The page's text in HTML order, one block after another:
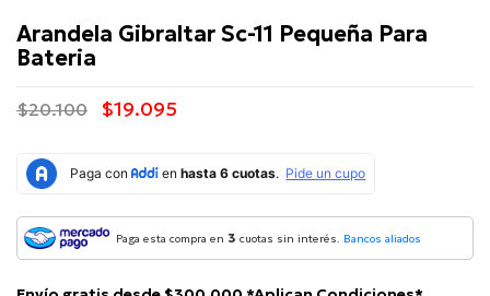
Arandela Gibraltar Sc-11 Pequeña Para
Bateria
$20.100 $19.095
Paga esta compra en 3 cuotas sin interés. Bancos aliados